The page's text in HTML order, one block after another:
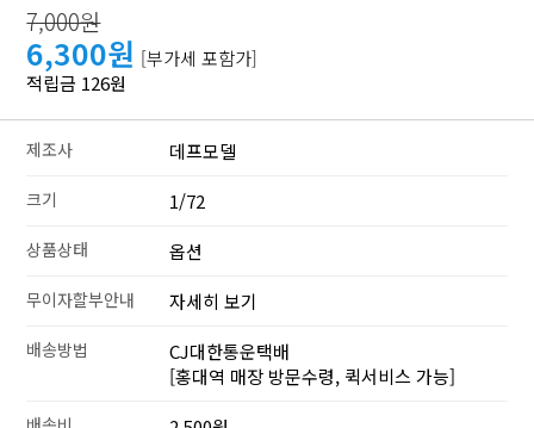
7,000원
6,300원 [부가세 포함가]
적립금 126원
제조사 데프모델
크기 1/72
상품상태 옵션
무이자할부안내 자세히 보기
배송방법
CJ대한통운택배
[홍대역 매장 방문수령, 퀵서비스 가능]